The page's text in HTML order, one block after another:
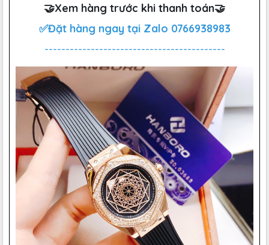
🤝Xem hàng trước khi thanh toán🤝
✅Đặt hàng ngay tại Zalo 0766938983
-------------------------------------------